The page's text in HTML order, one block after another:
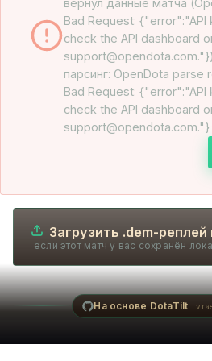
вернул данные матча
Bad Request: {"error":"API
check the API dashboard
парсинг: OpenDota
Bad Request: {"error":"API
check the API dashboard
support@opendota.com."}
Загрузить .dem-
если этот матч у вас сохранён
На основе DotaTilt